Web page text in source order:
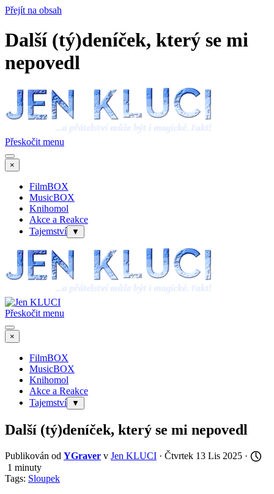
Přejít na obsah
Další (tý)deníček, který se mi
nepovedl
Přeskočit menu
×
FilmBOX
MusicBOX
Knihomol
Akce a Reakce
Tajemství
▼
Přeskočit menu
×
FilmBOX
MusicBOX
Knihomol
Akce a Reakce
Tajemství
▼
Další (tý)deníček, který se mi nepovedl
Publikován od YGraver v Jen KLUCI · Čtvrtek 13 Lis 2025 ·
1 minuty
Tags: Sloupek